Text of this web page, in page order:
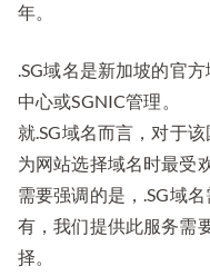
年。
.SG域名是新加坡的官
中心或SGNIC管理。
就.SG域名而言，对于
为网站选择域名时最受
需要强调的是，.SG域
有，我们提供此服务需
择。